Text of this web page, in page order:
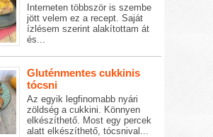
Interneten többször is szembe
jött velem ez a recept. Saját
ízlésem szerint alakítottam át
és...
Gluténmentes cukkinis
tócsni
Az egyik legfinomabb nyári
zöldség a cukkini. Könnyen
elkészíthető. Most egy percek
alatt elkészíthető, tócsnival...